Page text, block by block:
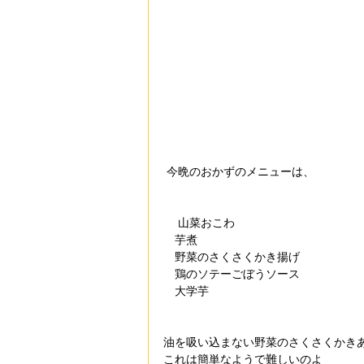
今晩のおかずのメニューは、
山菜おこわ
芋煮
野菜のさくさくかき揚げ
鶏のソテーごぼうソース
大学芋
油を吸い込まない野菜のさくさくかき
これは簡単なようで難しいのよ